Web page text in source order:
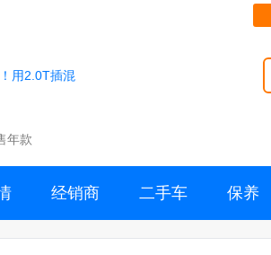
用2.0T插混
年款
经销商 二手车 保养